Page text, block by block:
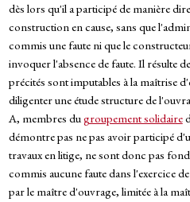
dès lors qu'il a participé de manière
construction en cause, sans que
commis une faute ni que le
invoquer l'absence de faute. Il résulte
précités sont imputables à la maîtrise
diligenter une étude structure de
A, membres dugroupement solidaire
démontre pas ne pas avoir participé
travaux en litige, ne sont donc pas
commis aucune faute dans l'exercice
par le maître d'ouvrage, limitée à la